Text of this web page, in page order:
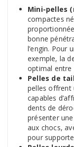
Mini-pelles
compactes
bonne
l’engin. Pour
exemple, la
optimal entre
Pelles de
pelles offrent
capables
dents de
présenter
aux chocs,
pour